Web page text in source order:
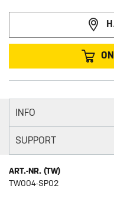
INFO
SUPPORT
ART.-NR. (TW)
TW004-SP02